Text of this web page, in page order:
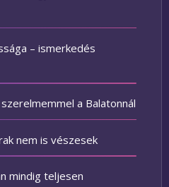
– ismerkedés
a Balatonnál
nem is vészesek
mindig teljesen